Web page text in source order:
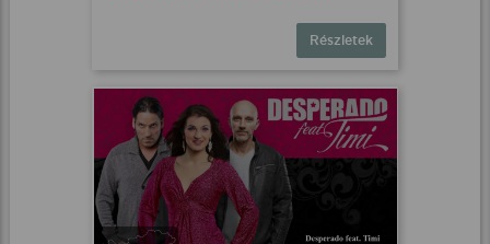
Részletek